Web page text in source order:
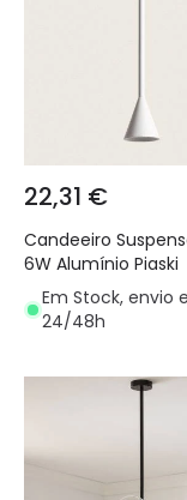
22,31 €
Candeeiro
6W Alumínio Piaski
Em Stock, envio
24/48h